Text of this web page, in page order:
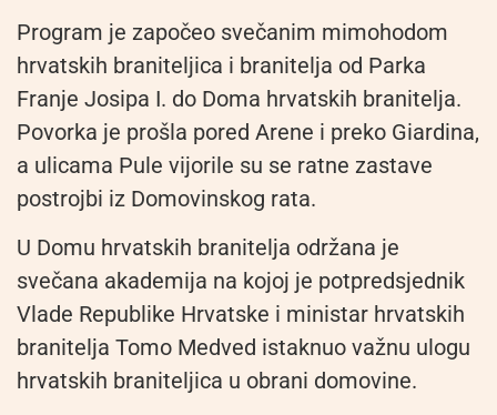
Program je započeo svečanim mimohodom
hrvatskih braniteljica i branitelja od Parka
Franje Josipa I. do Doma hrvatskih branitelja.
Povorka je prošla pored Arene i preko Giardina,
a ulicama Pule vijorile su se ratne zastave
postrojbi iz Domovinskog rata.
U Domu hrvatskih branitelja održana je
svečana akademija na kojoj je potpredsjednik
Vlade Republike Hrvatske i ministar hrvatskih
branitelja Tomo Medved istaknuo važnu ulogu
hrvatskih braniteljica u obrani domovine.